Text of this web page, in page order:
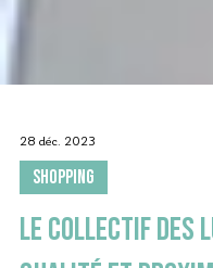
SHOPPING